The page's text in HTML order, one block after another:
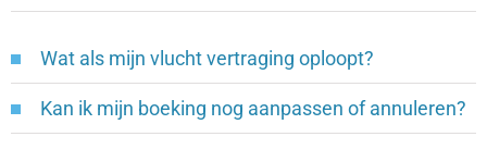
Wat als mijn vlucht vertraging oploopt?
Kan ik mijn boeking nog aanpassen of annuleren?